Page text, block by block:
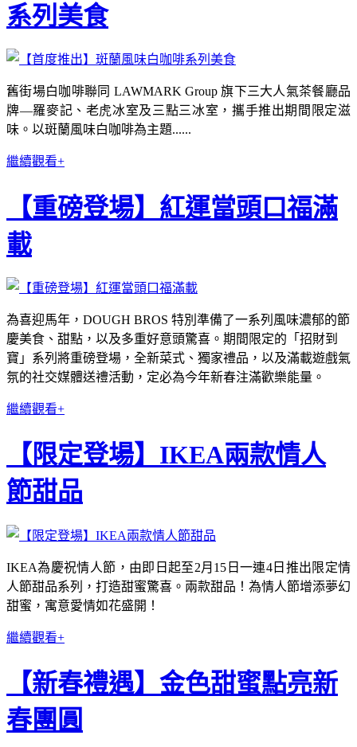
系列美食
舊街場白咖啡聯同 LAWMARK Group 旗下三大人氣茶餐廳品
牌—羅麥記、老虎冰室及三點三冰室，攜手推出期間限定滋
味。以斑蘭風味白咖啡為主題......
繼續觀看+
【重磅登場】紅運當頭口福滿
載
為喜迎馬年，DOUGH BROS 特別準備了一系列風味濃郁的節
慶美食、甜點，以及多重好意頭驚喜。期間限定的「招財到
寶」系列將重磅登場，全新菜式、獨家禮品，以及滿載遊戲氣
氛的社交媒體送禮活動，定必為今年新春注滿歡樂能量。
繼續觀看+
【限定登場】IKEA兩款情人
節甜品
IKEA為慶祝情人節，由即日起至2月15日一連4日推出限定情
人節甜品系列，打造甜蜜驚喜。兩款甜品！為情人節增添夢幻
甜蜜，寓意愛情如花盛開！
繼續觀看+
【新春禮遇】金色甜蜜點亮新
春團圓